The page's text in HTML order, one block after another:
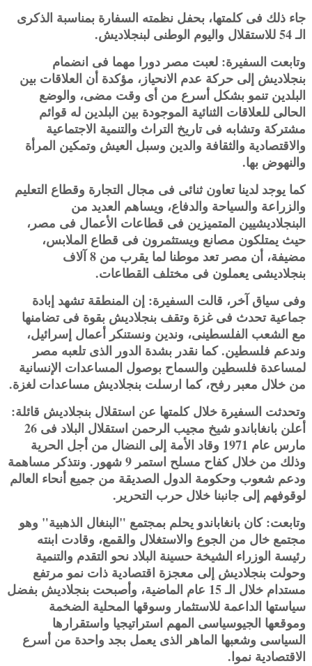
جاء ذلك فى كلمتها، بحفل نظمته السفارة بمناسبة الذكرى
الـ 54 للاستقلال واليوم الوطنى لبنجلاديش.
وتابعت السفيرة: لعبت مصر دورا مهما فى انضمام
بنجلاديش إلى حركة عدم الانحياز، مؤكدة أن العلاقات بين
البلدين تنمو بشكل أسرع من أى وقت مضى، والوضع
الحالى للعلاقات الثنائية الموجودة بين البلدين له قوائم
مشتركة وتشابه فى تاريخ التراث والتنمية الاجتماعية
والاقتصادية والثقافة والدين وسبل العيش وتمكين المرأة
والنهوض بها.
كما يوجد لدينا تعاون ثنائى فى مجال التجارة وقطاع التعليم
والزراعة والسياحة والدفاع، ويساهم العديد من
البنجلاديشيين المتميزين فى قطاعات الأعمال فى مصر،
حيث يمتلكون مصانع ويستثمرون فى قطاع الملابس،
مضيفة، أن مصر تعد موطنا لما يقرب من 8 آلاف
بنجلاديشى يعملون فى مختلف القطاعات.
وفى سياق آخر، قالت السفيرة: إن المنطقة تشهد إبادة
جماعية تحدث فى غزة وتقف بنجلاديش بقوة فى تضامنها
مع الشعب الفلسطينى، وندين ونستنكر أعمال إسرائيل،
وندعم فلسطين. كما نقدر بشدة الدور الذى تلعبه مصر
لمساعدة فلسطين والسماح بوصول المساعدات الإنسانية
من خلال معبر رفح، كما ارسلت بنجلاديش مساعدات لغزة.
وتحدثت السفيرة خلال كلمتها عن استقلال بنجلاديش قائلة:
أعلن بانغاباندو شيخ مجيب الرحمن استقلال البلاد فى 26
مارس عام 1971 وقاد الأمة إلى النضال من أجل الحرية
وذلك من خلال كفاح مسلح استمر 9 شهور. ونتذكر مساهمة
ودعم شعوب وحكومة الدول الصديقة من جميع أنحاء العالم
لوقوفهم إلى جانبنا خلال حرب التحرير.
وتابعت: كان بانغاباندو يحلم بمجتمع "البنغال الذهبية" وهو
مجتمع خال من الجوع والاستغلال والقمع، وقادت ابنته
رئيسة الوزراء الشيخة حسينة البلاد نحو التقدم والتنمية
وحولت بنجلاديش إلى معجزة اقتصادية ذات نمو مرتفع
مستدام خلال الـ 15 عام الماضية، وأصبحت بنجلاديش بفضل
سياستها الداعمة للاستثمار وسوقها المحلية الضخمة
وموقعها الجيوسياسى المهم استراتيجيا واستقرارها
السياسى وشعبها الماهر الذى يعمل بجد واحدة من أسرع
الاقتصادية نموا.